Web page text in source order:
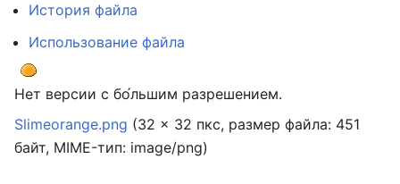
История файла
Использование файла
Нет версии с бо́льшим разрешением.
Slimeorange.png (32 × 32 пкс, размер файла: 451
байт, MIME-тип: image/png)